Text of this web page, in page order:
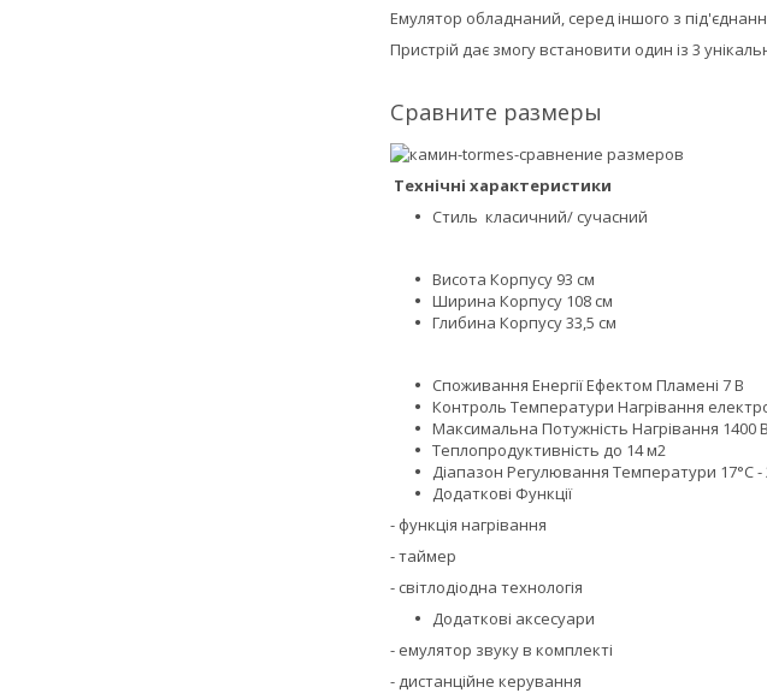
Емулятор обладнаний, серед іншого з
Пристрій дає змогу встановити один із 3
Сравните размеры
Технічні характеристики
Стиль класичний/ сучасний
Висота Корпусу 93 см
Ширина Корпусу 108 см
Глибина Корпусу 33,5 см
Споживання Енергії Ефектом Пламені 7 В
Контроль Температури Нагрівання
Максимальна Потужність Нагрівання 1400
Теплопродуктивність до 14 м2
Діапазон Регулювання Температури 17°С -
Додаткові Функції
- функція нагрівання
- таймер
- світлодіодна технологія
Додаткові аксесуари
- емулятор звуку в комплекті
- дистанційне керування